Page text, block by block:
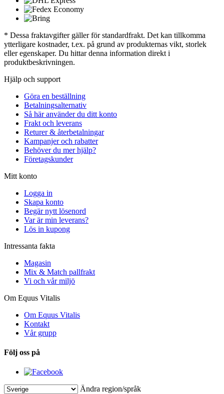
* Dessa fraktavgifter gäller för standardfrakt. Det kan tillkomma
ytterligare kostnader, t.ex. på grund av produkternas vikt, storlek
eller egenskaper. Du hittar denna information direkt i
produktbeskrivningen.
Hjälp och support
Göra en beställning
Betalningsalternativ
Så här använder du ditt konto
Frakt och leverans
Returer & återbetalningar
Kampanjer och rabatter
Behöver du mer hjälp?
Företagskunder
Mitt konto
Logga in
Skapa konto
Begär nytt lösenord
Var är min leverans?
Lös in kupong
Intressanta fakta
Magasin
Mix & Match pallfrakt
Vi och vår miljö
Om Equus Vitalis
Om Equus Vitalis
Kontakt
Vår grupp
Följ oss på
Ändra region/språk